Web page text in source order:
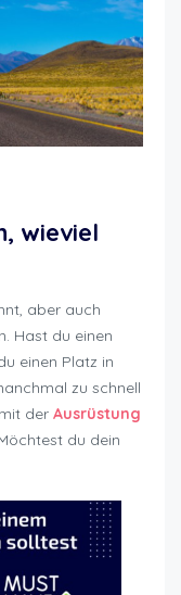
wieviel
aber auch
Hast du einen
einen Platz in
zu schnell
der Ausrüstung
du dein